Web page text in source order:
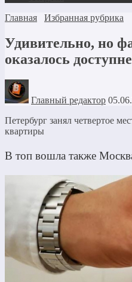
Главная
Избранная рубрика
Удивительно, но
оказалось
Главный редактор
Петербург занял четвертое
квартиры
В топ вошла также